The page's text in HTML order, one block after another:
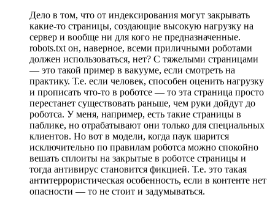
Дело в том, что от индексирования могут закрывать
какие-то страницы, создающие высокую нагрузку на
сервер и вообще ни для кого не предназначенные.
robots.txt он, наверное, всеми приличными роботами
должен использоваться, нет? С тяжелыми страницами
— это такой пример в вакууме, если смотреть на
практику. Т.е. если человек, способен оценить нагрузку
и прописать что-то в роботсе — то эта страница просто
перестанет существовать раньше, чем руки дойдут до
роботса. У меня, например, есть такие страницы в
паблике, но отрабатывают они только для специальных
клиентов. Но вот в модели, когда паук шарится
исключительно по правилам роботса можно спокойно
вешать сплоиты на закрытые в роботсе страницы и
тогда антивирус становится фикцией. Т.е. это такая
антитеррористическая особенность, если в контенте нет
опасности — то не стоит и задумываться.